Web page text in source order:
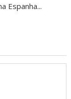
Espanha...